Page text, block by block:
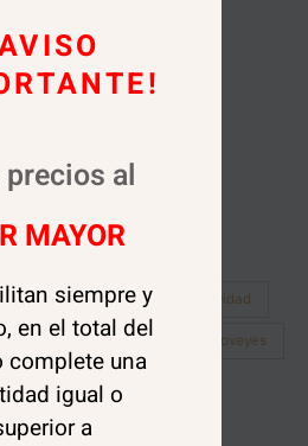
crema epecial navidad
Flora imagi loveyes
Peróxido
tratamiento
al
MAYOR
siempre y
en el total del
complete una
igual o
a